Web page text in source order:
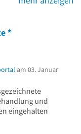
*
am 03. Januar
und
eingehalten